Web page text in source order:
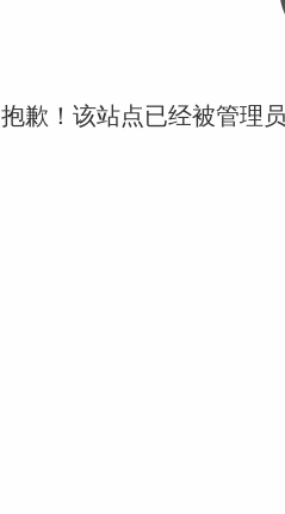
抱歉！该站点已经被管理